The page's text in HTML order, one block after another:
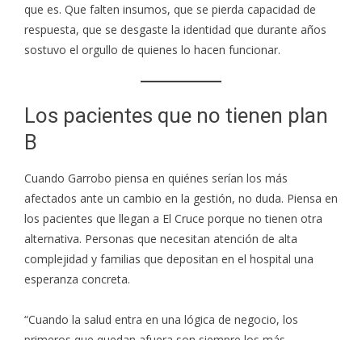
que es. Que falten insumos, que se pierda capacidad de
respuesta, que se desgaste la identidad que durante años
sostuvo el orgullo de quienes lo hacen funcionar.
Los pacientes que no tienen plan
B
Cuando Garrobo piensa en quiénes serían los más
afectados ante un cambio en la gestión, no duda. Piensa en
los pacientes que llegan a El Cruce porque no tienen otra
alternativa. Personas que necesitan atención de alta
complejidad y familias que depositan en el hospital una
esperanza concreta.
“Cuando la salud entra en una lógica de negocio, los